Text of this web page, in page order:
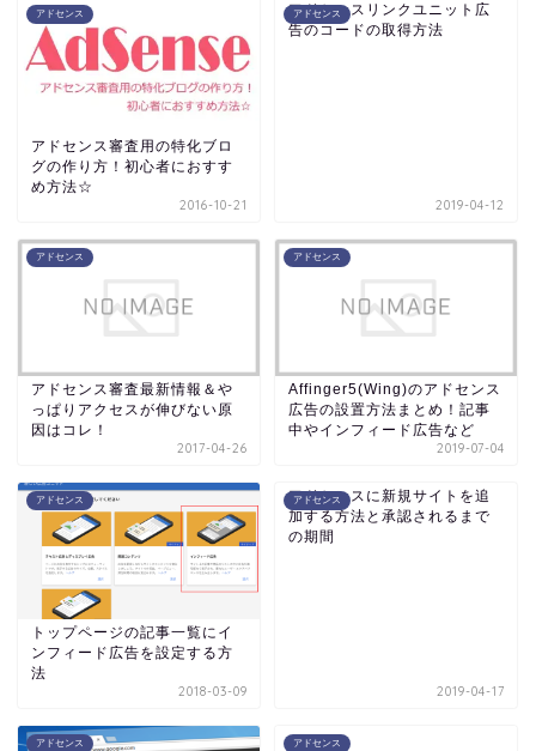
アドセンス
アドセンス審査用の特化ブロ
グの作り方！初心者におすす
め方法☆
2016-10-21
アドセンス
アドセンスリンクユニット広
告のコードの取得方法
2019-04-12
アドセンス
アドセンス審査最新情報＆や
っぱりアクセスが伸びない原
因はコレ！
2017-04-26
アドセンス
Affinger5(Wing)のアドセンス
広告の設置方法まとめ！記事
中やインフィード広告など
2019-07-04
アドセンス
トップページの記事一覧にイ
ンフィード広告を設定する方
法
2018-03-09
アドセンス
アドセンスに新規サイトを追
加する方法と承認されるまで
の期間
2019-04-17
アドセンス アドセンス